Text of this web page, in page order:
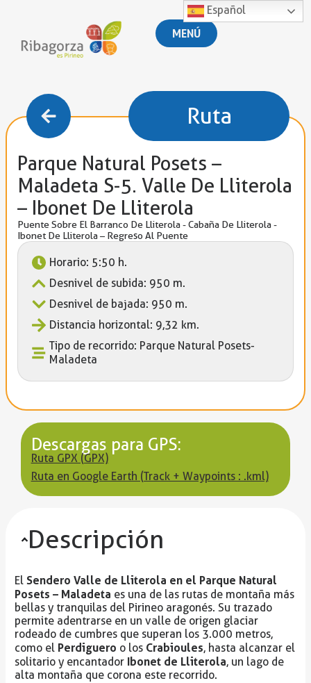
MENÚ
Ruta
Parque Natural Posets –
Maladeta S-5. Valle De Lliterola
– Ibonet De Lliterola
Puente Sobre El Barranco De Lliterola - Cabaña De Lliterola -
Ibonet De Lliterola – Regreso Al Puente
Horario: 5:50 h.
Desnivel de subida: 950 m.
Desnivel de bajada: 950 m.
Distancia horizontal: 9,32 km.
Tipo de recorrido: Parque Natural Posets-
Maladeta
Descargas para GPS:
Ruta GPX (GPX)
Ruta en Google Earth (Track + Waypoints : .kml)
Descripción
El Sendero Valle de Lliterola en el Parque Natural
Posets – Maladeta es una de las rutas de montaña más
bellas y tranquilas del Pirineo aragonés. Su trazado
permite adentrarse en un valle de origen glaciar
rodeado de cumbres que superan los 3.000 metros,
como el Perdiguero o los Crabioules, hasta alcanzar el
solitario y encantador Ibonet de Lliterola, un lago de
alta montaña que corona este recorrido.
Español